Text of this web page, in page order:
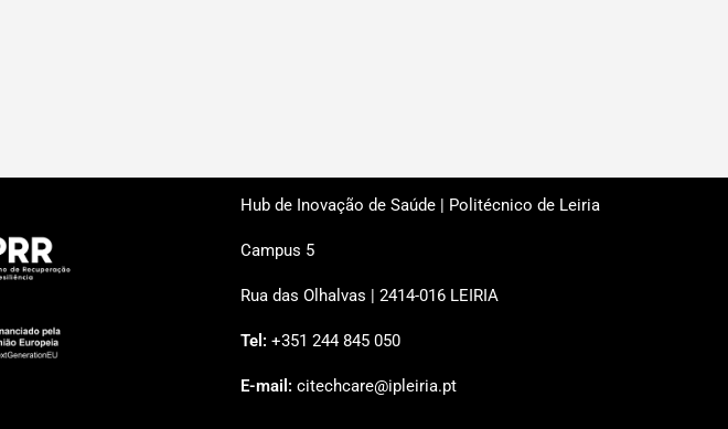
Hub de Inovação de Saúde | Politécnico de Leiria
Campus 5
Rua das Olhalvas | 2414-016 LEIRIA
Tel: +351 244 845 050
E-mail: citechcare@ipleiria.pt